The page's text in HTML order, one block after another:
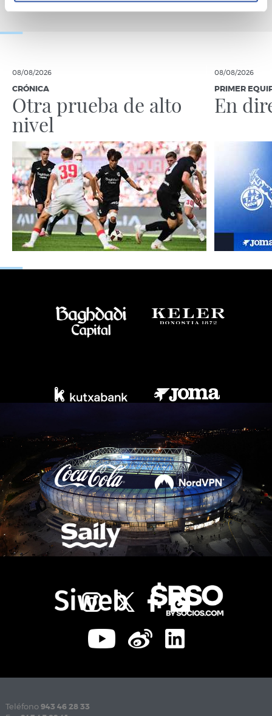
08/08/2026
CRÓNICA
Otra prueba de alto
nivel
08/08/2026
PRIMER
En
Teléfono 943 46 28 33